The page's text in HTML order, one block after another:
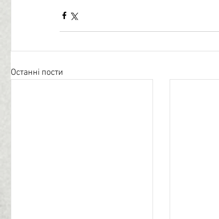
Останні пости